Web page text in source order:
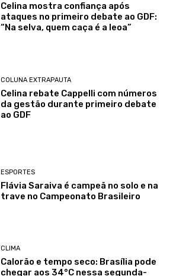
Celina mostra confiança após
ataques no primeiro debate ao GDF:
“Na selva, quem caça é a leoa”
COLUNA EXTRAPAUTA
Celina rebate Cappelli com números
da gestão durante primeiro debate
ao GDF
ESPORTES
Flávia Saraiva é campeã no solo e na
trave no Campeonato Brasileiro
CLIMA
Calorão e tempo seco: Brasília pode
chegar aos 34°C nessa segunda-